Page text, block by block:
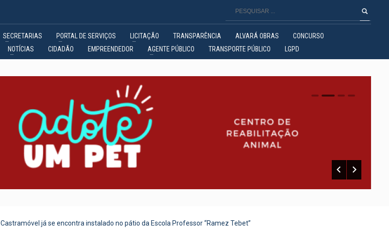
SECRETARIAS PORTAL DE SERVIÇOS LICITAÇÃO TRANSPARÊNCIA ALVARÁ OBRAS
CONCURSO
NOTÍCIAS CIDADÃO EMPREENDEDOR AGENTE PÚBLICO TRANSPORTE PÚBLICO LGPD
0 1 2
Castramóvel já se encontra instalado no pátio da Escola Professor “Ramez Tebet”